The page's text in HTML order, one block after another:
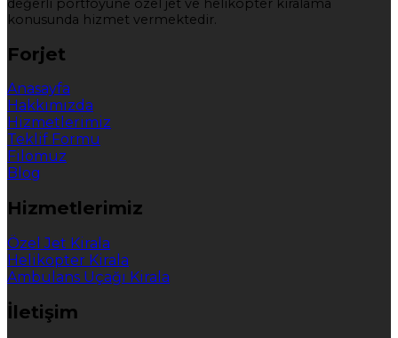
konusunda hizmet vermektedir.
Forjet
Anasayfa
Hakkımızda
Hizmetlerimiz
Teklif Formu
Filomuz
Blog
Hizmetlerimiz
Özel Jet Kirala
Helikopter Kirala
Ambulans Uçağı Kirala
İletişim